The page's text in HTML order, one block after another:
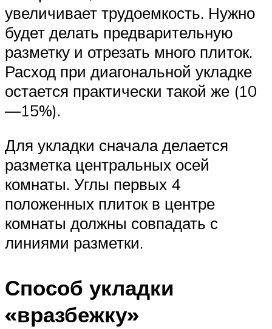
увеличивает трудоемкость. Нужно
будет делать предварительную
разметку и отрезать много плиток.
Расход при диагональной укладке
остается практически такой же (10
—15%).
Для укладки сначала делается
разметка центральных осей
комнаты. Углы первых 4
положенных плиток в центре
комнаты должны совпадать с
линиями разметки.
Способ укладки
«вразбежку»